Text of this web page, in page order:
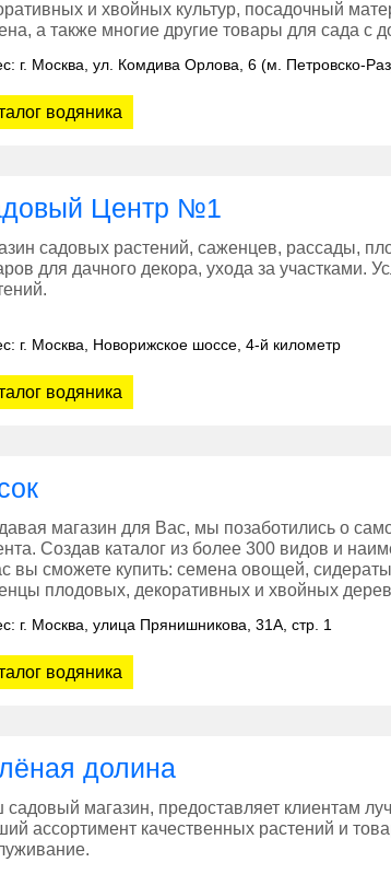
и хвойных культур, посадочный
а также многие другие товары для сада с
г. Москва, ул. Комдива Орлова, 6 (м. Петровско-
водяника
Центр №1
садовых растений, саженцев, рассады,
для дачного декора, ухода за участками.
г. Москва, Новорижское шоссе, 4-й километр
водяника
магазин для Вас, мы позаботились о
Создав каталог из более 300 видов и
вы сможете купить: семена овощей,
плодовых, декоративных и хвойных
г. Москва, улица Прянишникова, 31А, стр. 1
водяника
долина
магазин, предоставляет клиентам
ассортимент качественных растений и